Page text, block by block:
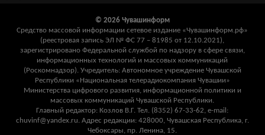
© 2026 Чувашинформ
Средство массовой информации сетевое издание «Чувашинформ.рф»
(реестровая запись ЭЛ № ФС 77 – 81985 от 12.10.2021),
зарегистрировано Федеральной службой по надзору в сфере связи,
информационных технологий и массовых коммуникаций
(Роскомнадзор). Учредитель: Автономное учреждение Чувашской
Республики «Национальная телерадиокомпания Чувашии»
Министерства цифрового развития, информационной политики и
массовых коммуникаций Чувашской Республики.
Главный редактор: Козлов В.Г. Тел. (8352) 67-33-62, e-mail:
chuvinf@yandex.ru. Адрес редакции: 428000, Чувашская Республика, г.
Чебоксары, пр. Ленина, 15.